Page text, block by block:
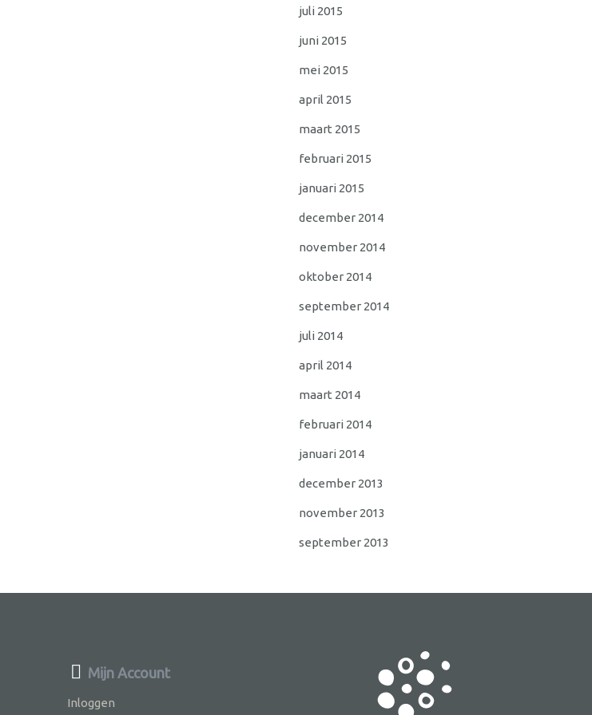
juli 2015
juni 2015
mei 2015
april 2015
maart 2015
februari 2015
januari 2015
december 2014
november 2014
oktober 2014
september 2014
juli 2014
april 2014
maart 2014
februari 2014
januari 2014
december 2013
november 2013
september 2013
Mijn Account
Inloggen